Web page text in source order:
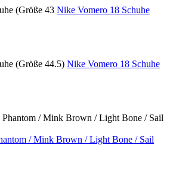
Nike Vomero 18 Schuhe
Nike Vomero 18 Schuhe
/ Mink Brown / Light Bone / Sail